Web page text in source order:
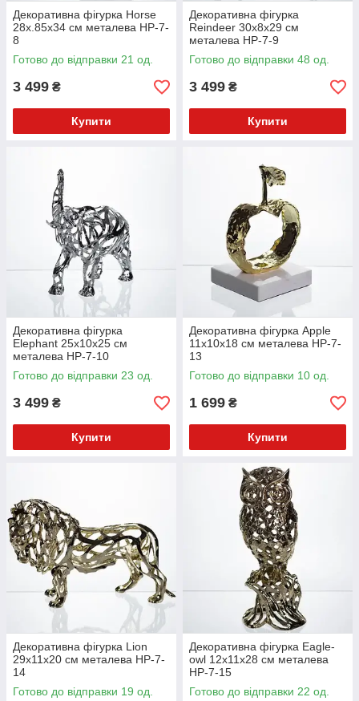
Декоративна фігурка Horse
28х.85х34 см металева HP-7-
8
Готово до відправки 21 од.
3 499 ₴
Купити
Декоративна фігурка
Reindeer 30х8х29 см
металева HP-7-9
Готово до відправки 48 од.
3 499 ₴
Купити
Декоративна фігурка
Elephant 25х10х25 см
металева HP-7-10
Готово до відправки 23 од.
3 499 ₴
Купити
Декоративна фігурка Apple
11х10х18 см металева HP-7-
13
Готово до відправки 10 од.
1 699 ₴
Купити
Декоративна фігурка Lion
29х11х20 см металева HP-7-
14
Готово до відправки 19 од.
Декоративна фігурка Eagle-
owl 12х11х28 см металева
HP-7-15
Готово до відправки 22 од.